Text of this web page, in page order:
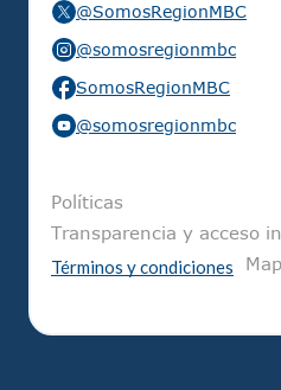
@SomosRegionMBC
@somosregionmbc
SomosRegionMBC
@somosregionmbc
Pie de
Políticas
Transparencia y acceso
Términos y condiciones